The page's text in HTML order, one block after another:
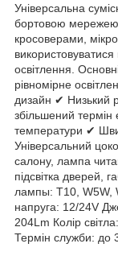
Універсальна
бортовою мережею
кросоверами,
освітлення.
рівномірне
дизайн ✔ Низький
збільшений термін
температури ✔
Універсальний
салону, лампа
підсвітка дверей,
лампы: T10, W5W,
напруга: 12/24V
204Lm Колір
Термін служби: до